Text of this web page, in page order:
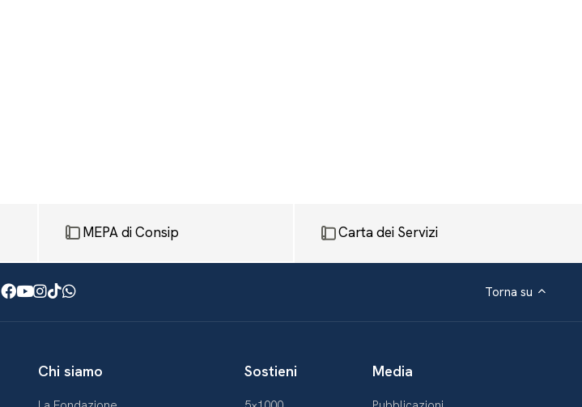
MEPA di Consip Carta dei Servizi
Facebook
Youtube
Instagram
TikTok
WhatsApp Torna su
Chi siamo Sostieni Media